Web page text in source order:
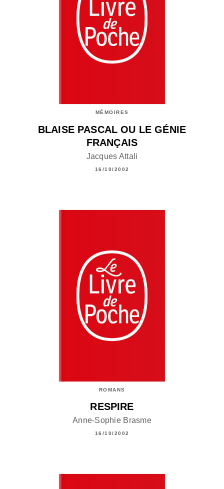
MÉMOIRES
BLAISE PASCAL OU LE GÉNIE
FRANÇAIS
Jacques Attali
16/10/2002
ROMANS
RESPIRE
Anne-Sophie Brasme
16/10/2002